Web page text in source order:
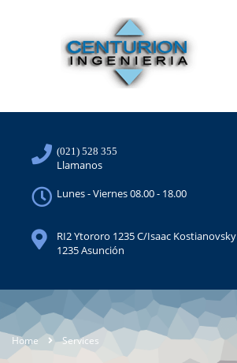
(021) 528 355
Llamanos
Lunes - Viernes 08.00 - 18.00
RI2 Ytororo 1235 C/Isaac Kostianovsky
1235 Asunción
Home Services